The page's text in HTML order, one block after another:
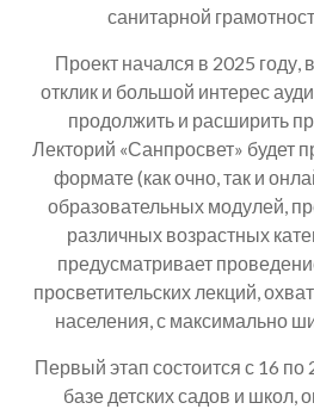
санитарной
Проект начался в 2025 году,
отклик и большой интерес
продолжить и расширить
Лекторий «Санпросвет» будет
формате (как очно, так и
образовательных модулей,
различных возрастных
предусматривает
просветительских лекций,
населения, с максимально
Первый этап состоится с 16 по
базе детских садов и школ,